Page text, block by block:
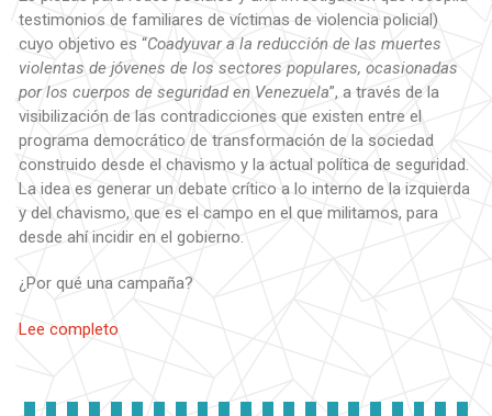
testimonios de familiares de víctimas de violencia policial)
cuyo objetivo es “Coadyuvar a la reducción de las muertes
violentas de jóvenes de los sectores populares, ocasionadas
por los cuerpos de seguridad en Venezuela”, a través de la
visibilización de las contradicciones que existen entre el
programa democrático de transformación de la sociedad
construido desde el chavismo y la actual política de seguridad.
La idea es generar un debate crítico a lo interno de la izquierda
y del chavismo, que es el campo en el que militamos, para
desde ahí incidir en el gobierno.
¿Por qué una campaña?
Lee completo